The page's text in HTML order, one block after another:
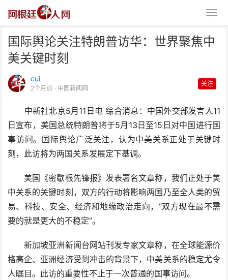
国际舆论关注特朗普访华：世界聚焦中
美关键时刻
cui
2个月前 · 中国新闻网
关注
中新社北京5月11日电 综合消息：中国外交部发言人11
日宣布，美国总统特朗普将于5月13日至15日对中国进行国
事访问。国际舆论广泛关注，认为中美关系正处于关键时
刻，此访将为两国关系发展定下基调。
美国《密歇根先锋报》发表署名文章称，我们正处于美
中关系的关键时刻，双方的行动将影响两国乃至全人类的贸
易、科技、安全、经济和地缘政治走向，“双方现在最不需
要的就是更大的不稳定”。
新加坡亚洲新闻台网站刊发专家文章称，在全球能源价
格高企、亚洲经济受到冲击的背景下，中美关系的稳定尤令
人瞩目。此访的重要性不止于一次普通的国事访问。
国际舆论关注特朗普访华：世界聚
焦中美关键时刻